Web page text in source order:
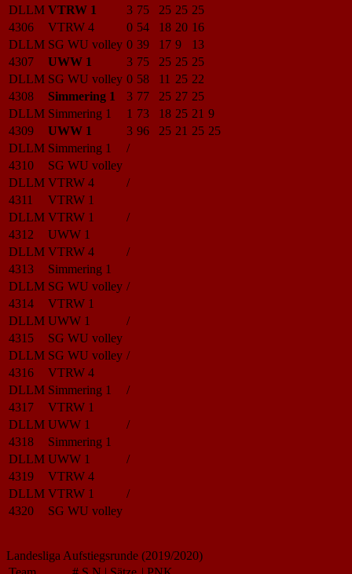
DLLM VTRW 1 3 75 25 25 25
4306
VTRW 4 0 54 18 20 16
DLLM SG WU volley 0 39 17 9
13
4307
UWW 1 3 75 25 25 25
DLLM SG WU volley 0 58 11 25 22
4308
Simmering 1 3 77 25 27 25
DLLM Simmering 1 1 73 18 25 21 9
4309
UWW 1 3 96 25 21 25 25
DLLM Simmering 1
/
4310
SG WU volley
DLLM VTRW 4
/
4311
VTRW 1
DLLM VTRW 1
/
4312
UWW 1
DLLM VTRW 4
/
4313
Simmering 1
DLLM SG WU volley /
4314
VTRW 1
DLLM UWW 1
/
4315
SG WU volley
DLLM SG WU volley /
4316
VTRW 4
DLLM Simmering 1
/
4317
VTRW 1
DLLM UWW 1
/
4318
Simmering 1
DLLM UWW 1
/
4319
VTRW 4
DLLM VTRW 1
/
4320
SG WU volley
Landesliga Aufstiegsrunde (2019/2020)